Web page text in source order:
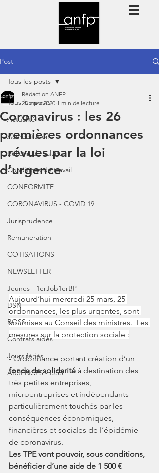
Post
Tous les posts
Actualité
Accréditation
Bulletin de salaire
Conditions de travail
CONFORMITE
CORONAVIRUS - COVID 19
Jurisprudence
Rémunération
COTISATIONS
NEWSLETTER
Jeunes - 1erJob1erBP
DSN
BOSS
Contrats aidés
Jours fériés
ABSENCES - IJSS
Tous les posts
Coronavirus : les 26
premières ordonnances
prévues par la loi
d’urgence
Rédaction ANFP
25 mars 2020 1 min de lecture
Aujourd’hui mercredi 25 mars, 25
ordonnances, les plus urgentes, sont
soumises au Conseil des ministres.  Les
mesures sur la protection sociale :
- Ordonnance portant création d’un
fonds de solidarité à destination des
très petites entreprises,
microentreprises et indépendants
particulièrement touchés par les
conséquences économiques,
financières et sociales de l’épidémie
de coronavirus.
Les TPE vont pouvoir, sous conditions,
bénéficier d’une aide de 1 500 €